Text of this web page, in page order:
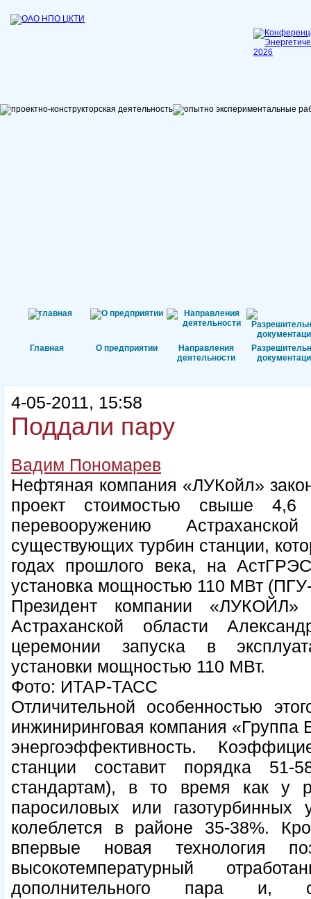
Главная О предприятии
Направления
деятельности
4-05-2011, 15:58
Поддали пару
Вадим Пономарев
Нефтяная компания «ЛУКойл»
проект стоимостью свыше
перевооружению
существующих турбин станции,
годах прошлого века, на
установка мощностью 110 МВт
Президент компании
Астраханской области
церемонии запуска в
установки мощностью 110 МВт.
Фото: ИТАР-ТАСС
Отличительной особенностью
инжиниринговая компания
энергоэффективность.
станции составит порядка 51-
стандартам), в то время как у
паросиловых или
колеблется в районе 35-38%.
впервые новая технология
высокотемпературный
дополнительного пара и,